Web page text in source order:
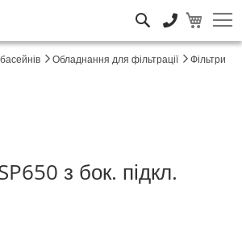
Обладнання для фільтрації Фільтри
з бок. підкл.